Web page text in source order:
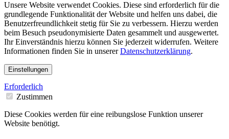
Unsere Website verwendet Cookies. Diese sind erforderlich für die
grundlegende Funktionalität der Website und helfen uns dabei, die
Benutzerfreundlichkeit stetig für Sie zu verbessern. Hierzu werden
beim Besuch pseudonymisierte Daten gesammelt und ausgewertet.
Ihr Einverständnis hierzu können Sie jederzeit widerrufen. Weitere
Informationen finden Sie in unsererDatenschutzerklärung.
Einstellungen
Erforderlich
Zustimmen
Diese Cookies werden für eine reibungslose Funktion unserer
Website benötigt.